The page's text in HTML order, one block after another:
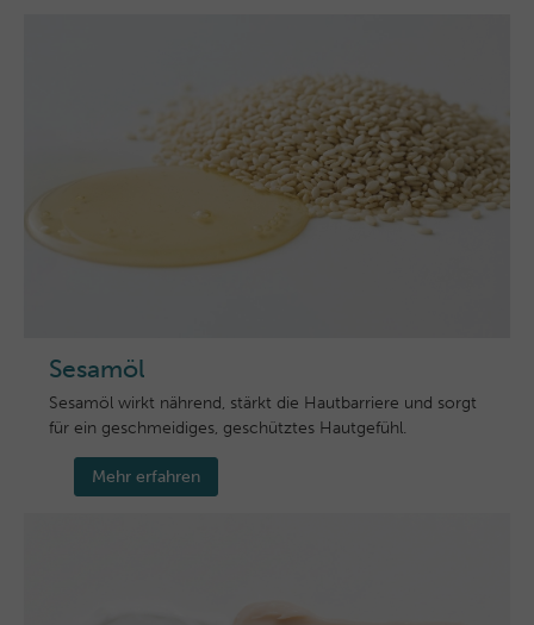
Sesamöl
Sesamöl wirkt nährend, stärkt die Hautbarriere und sorgt
für ein geschmeidiges, geschütztes Hautgefühl.
Mehr erfahren